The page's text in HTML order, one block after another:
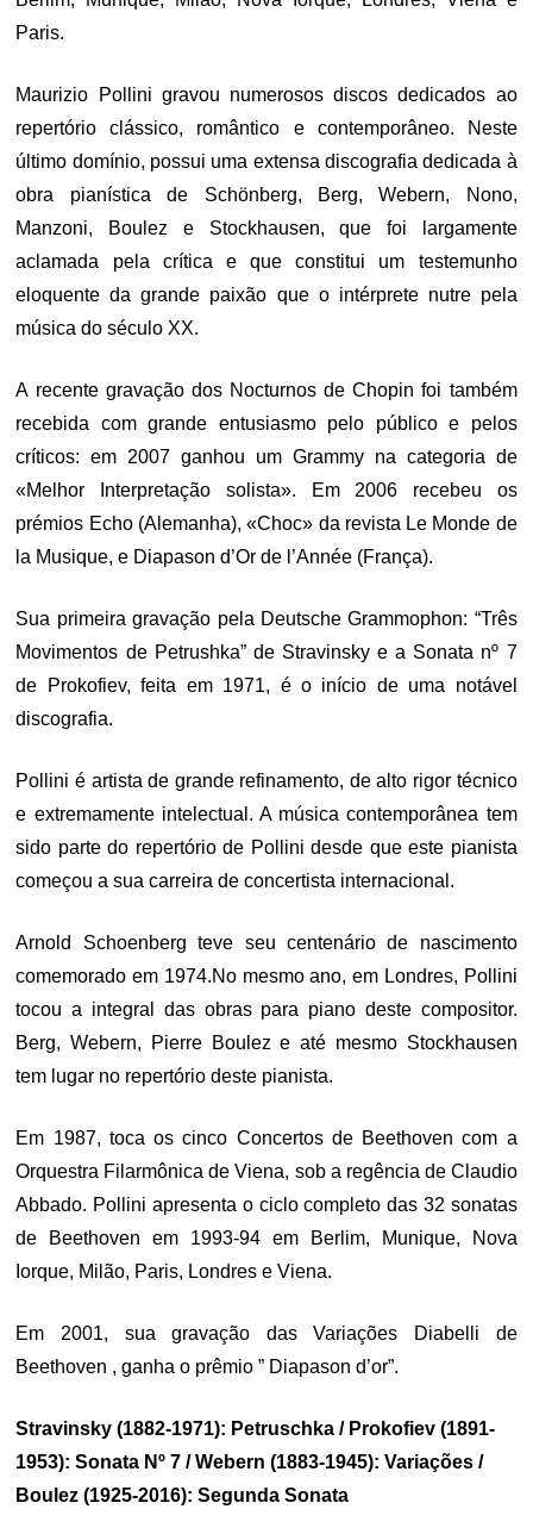
Paris.
Maurizio Pollini gravou numerosos discos dedicados ao
repertório clássico, romântico e contemporâneo. Neste
último domínio, possui uma extensa discografia dedicada à
obra pianística de Schönberg, Berg, Webern, Nono,
Manzoni, Boulez e Stockhausen, que foi largamente
aclamada pela crítica e que constitui um testemunho
eloquente da grande paixão que o intérprete nutre pela
música do século XX.
A recente gravação dos Nocturnos de Chopin foi também
recebida com grande entusiasmo pelo público e pelos
críticos: em 2007 ganhou um Grammy na categoria de
«Melhor Interpretação solista». Em 2006 recebeu os
prémios Echo (Alemanha), «Choc» da revista Le Monde de
la Musique, e Diapason d’Or de l’Année (França).
Sua primeira gravação pela Deutsche Grammophon: “Três
Movimentos de Petrushka” de Stravinsky e a Sonata nº 7
de Prokofiev, feita em 1971, é o início de uma notável
discografia.
Pollini é artista de grande refinamento, de alto rigor técnico
e extremamente intelectual. A música contemporânea tem
sido parte do repertório de Pollini desde que este pianista
começou a sua carreira de concertista internacional.
Arnold Schoenberg teve seu centenário de nascimento
comemorado em 1974.No mesmo ano, em Londres, Pollini
tocou a integral das obras para piano deste compositor.
Berg, Webern, Pierre Boulez e até mesmo Stockhausen
tem lugar no repertório deste pianista.
Em 1987, toca os cinco Concertos de Beethoven com a
Orquestra Filarmônica de Viena, sob a regência de Claudio
Abbado. Pollini apresenta o ciclo completo das 32 sonatas
de Beethoven em 1993-94 em Berlim, Munique, Nova
Iorque, Milão, Paris, Londres e Viena.
Em 2001, sua gravação das Variações Diabelli de
Beethoven , ganha o prêmio ” Diapason d’or”.
Stravinsky (1882-1971): Petruschka / Prokofiev (1891-
1953): Sonata Nº 7 / Webern (1883-1945): Variações /
Boulez (1925-2016): Segunda Sonata